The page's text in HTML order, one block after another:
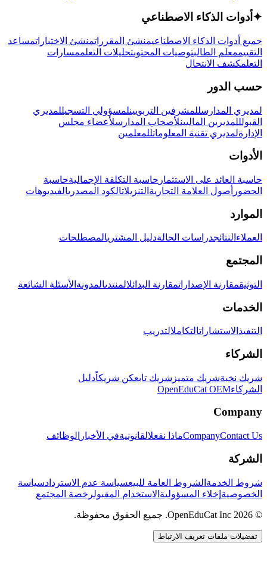
✦ أدوات الذكاء الاصطناعي
جميع أدوات الذكاء الاصطناعيمنشئ المقرراتمنشئ الاختباراتمساعد
التقييممعلم الطالبتوصيات المحتوىتحليلات التعلممسارات
التعلمكشف الانتحال
حسب الدور
لمديري المدارسللمشرفين التربويينلمسؤولي التسجيللمديري
القبولللمديرين الماليينلأصحاب المدارسلأعضاء مجلس
الإدارةلمديري تقنية المعلوماتللمعلمين
الأدوات
حاسبة العائد على الاستثمار حاسبة التكلفة الإجماليةحاسبة
الحضور أصول العلامة التجارية التنزيلاتالكود المصدريالفيديوهات
الموارد
العملاء النتائجدراسات الحالةدليل المشتريالمصطلحات
المجتمع
التوثيقمقارنة الإصداراتمقارنة البدائلالمنتدىالمدونة الأسئلة الشائعة
الخدمات
التنفيذ الاستشاراتالتكاملالتدريب
الشركاء
شريك نخبةشريك متميز شريك تابعكن شريكاًدليل
الشركاءOpenEduCat OEM
Company
CompanyContact Us ماذا نفعلالقانونيةفي الأخبار الوظائف
الشركة
شروط الخدمة الشروط العامة للبيعسياسة عدم الاستردادسياسة
الخصوصية إخلاء المسؤولية الاستخدام المقبولرخصة المجتمع
© 2026 OpenEduCat Inc. جميع الحقوق محفوظة.
تفضيلات ملفات تعريف الارتباط